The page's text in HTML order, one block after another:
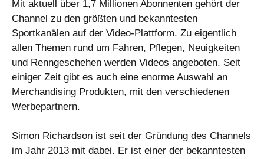
Mit aktuell über 1,7 Millionen Abonnenten gehört der
Channel zu den größten und bekanntesten
Sportkanälen auf der Video-Plattform. Zu eigentlich
allen Themen rund um Fahren, Pflegen, Neuigkeiten
und Renngeschehen werden Videos angeboten. Seit
einiger Zeit gibt es auch eine enorme Auswahl an
Merchandising Produkten, mit den verschiedenen
Werbepartnern.
Simon Richardson ist seit der Gründung des Channels
im Jahr 2013 mit dabei. Er ist einer der bekanntesten